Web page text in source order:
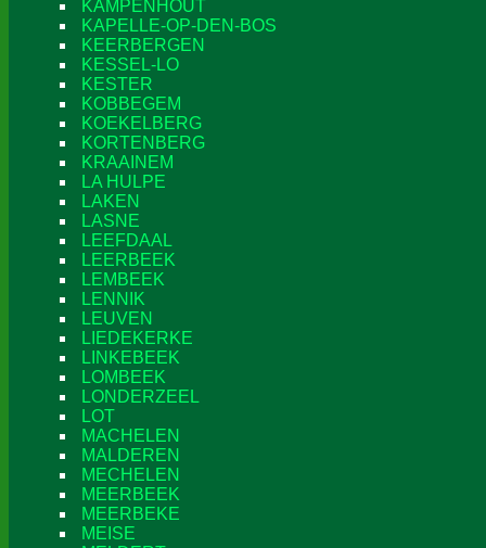
KAMPENHOUT
KAPELLE-OP-DEN-BOS
KEERBERGEN
KESSEL-LO
KESTER
KOBBEGEM
KOEKELBERG
KORTENBERG
KRAAINEM
LA HULPE
LAKEN
LASNE
LEEFDAAL
LEERBEEK
LEMBEEK
LENNIK
LEUVEN
LIEDEKERKE
LINKEBEEK
LOMBEEK
LONDERZEEL
LOT
MACHELEN
MALDEREN
MECHELEN
MEERBEEK
MEERBEKE
MEISE